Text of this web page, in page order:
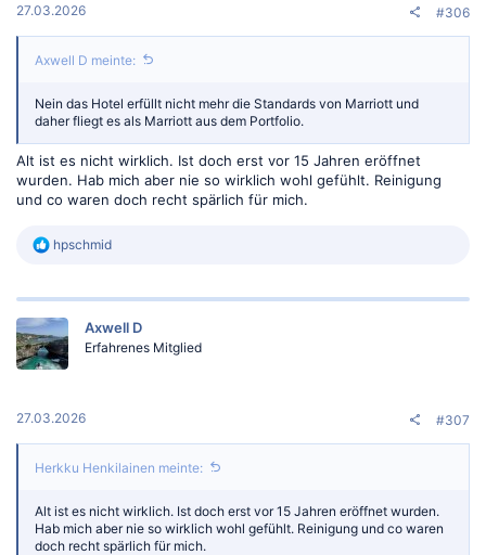
:
27.03.2026 #306
Axwell D meinte:
Nein das Hotel erfüllt nicht mehr die Standards von Marriott und
daher fliegt es als Marriott aus dem Portfolio.
Alt ist es nicht wirklich. Ist doch erst vor 15 Jahren eröffnet
wurden. Hab mich aber nie so wirklich wohl gefühlt. Reinigung
und co waren doch recht spärlich für mich.
R
k
i
o
n
:
hpschmid
Axwell D
Erfahrenes Mitglied
27.03.2026 #307
Herkku Henkilainen meinte:
Alt ist es nicht wirklich. Ist doch erst vor 15 Jahren eröffnet wurden.
Hab mich aber nie so wirklich wohl gefühlt. Reinigung und co waren
doch recht spärlich für mich.